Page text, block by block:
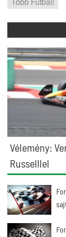
Vélemény:
Russelllel